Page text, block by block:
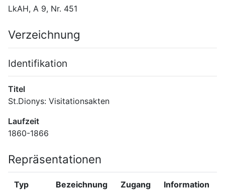
LkAH, A 9, Nr. 451
Verzeichnung
Identifikation
Titel
St.Dionys: Visitationsakten
Laufzeit
1860-1866
Repräsentationen
Typ Bezeichnung Zugang Information